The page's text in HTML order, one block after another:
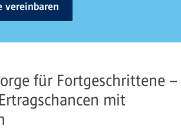
vereinbaren
für Fortgeschrittene –
mit